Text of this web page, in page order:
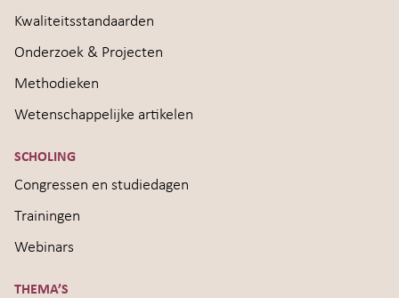
Kwaliteitsstandaarden
Onderzoek & Projecten
Methodieken
Wetenschappelijke artikelen
SCHOLING
Congressen en studiedagen
Trainingen
Webinars
THEMA’S